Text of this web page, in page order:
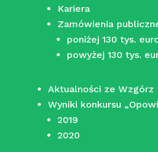
Kariera
Zamówienia
poniżej 130 tys.
powyżej 130 tys.
Aktualności ze Wzgórz
Wyniki konkursu
2019
2020